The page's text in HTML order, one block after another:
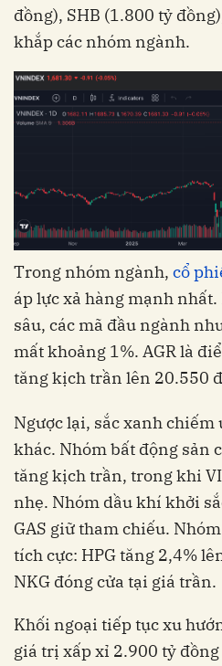
đồng), SHB (1.800 tỷ
khắp các nhóm ngành.
Trong nhóm ngành, cổ
áp lực xả hàng mạnh
sâu, các mã đầu ngành
mất khoảng 1%. AGR là
tăng kịch trần lên 20.550
Ngược lại, sắc xanh
khác. Nhóm bất động sản
tăng kịch trần, trong khi
nhẹ. Nhóm dầu khí khởi
GAS giữ tham chiếu.
tích cực: HPG tăng 2,4%
NKG đóng cửa tại giá trần.
Khối ngoại tiếp tục xu
giá trị xấp xỉ 2.900 tỷ